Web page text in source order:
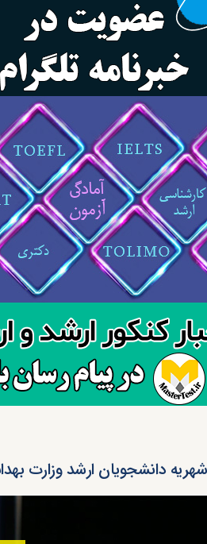
دانشجویان ارشد وزارت